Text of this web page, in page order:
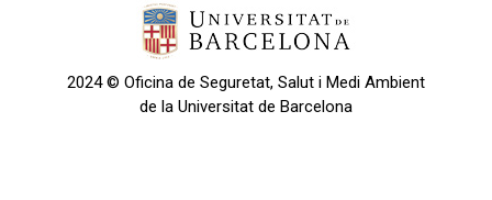
2024 © Oficina de Seguretat, Salut i Medi Ambient
de la Universitat de Barcelona